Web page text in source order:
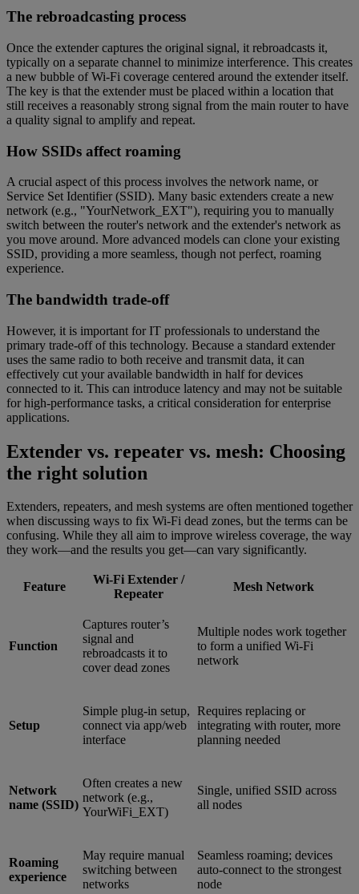
The rebroadcasting process
Once the extender captures the original signal, it rebroadcasts it,
typically on a separate channel to minimize interference. This creates
a new bubble of Wi-Fi coverage centered around the extender itself.
The key is that the extender must be placed within a location that
still receives a reasonably strong signal from the main router to have
a quality signal to amplify and repeat.
How SSIDs affect roaming
A crucial aspect of this process involves the network name, or
Service Set Identifier (SSID). Many basic extenders create a new
network (e.g., "YourNetwork_EXT"), requiring you to manually
switch between the router's network and the extender's network as
you move around. More advanced models can clone your existing
SSID, providing a more seamless, though not perfect, roaming
experience.
The bandwidth trade-off
However, it is important for IT professionals to understand the
primary trade-off of this technology. Because a standard extender
uses the same radio to both receive and transmit data, it can
effectively cut your available bandwidth in half for devices
connected to it. This can introduce latency and may not be suitable
for high-performance tasks, a critical consideration for enterprise
applications.
Extender vs. repeater vs. mesh: Choosing
the right solution
Extenders, repeaters, and mesh systems are often mentioned together
when discussing ways to fix Wi-Fi dead zones, but the terms can be
confusing. While they all aim to improve wireless coverage, the way
they work—and the results you get—can vary significantly.
Feature
Wi-Fi Extender /
Repeater
Mesh Network
Function
Captures router’s
signal and
rebroadcasts it to
cover dead zones
Multiple nodes work together
to form a unified Wi-Fi
network
Setup
Simple plug-in setup,
connect via app/web
interface
Requires replacing or
integrating with router, more
planning needed
Network
name (SSID)
Often creates a new
network (e.g.,
YourWiFi_EXT)
Single, unified SSID across
all nodes
Roaming
experience
May require manual
switching between
networks
Seamless roaming; devices
auto-connect to the strongest
node